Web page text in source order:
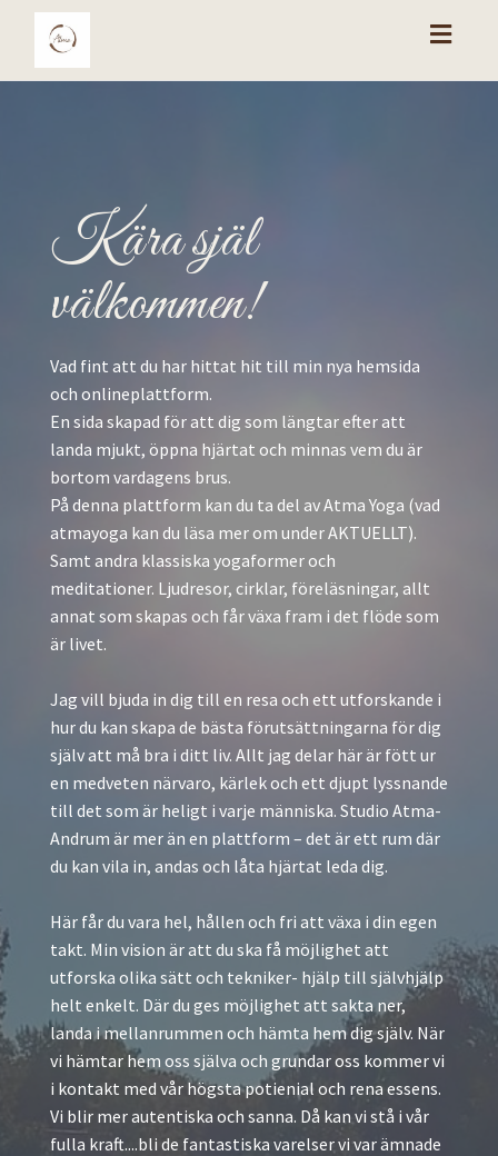
Toggle
Kära själ
välkommen!
Vad fint att du har hittat hit till min nya hemsida
och onlineplattform.
En sida skapad för att dig som längtar efter att
landa mjukt, öppna hjärtat och minnas vem du är
bortom vardagens brus.
På denna plattform kan du ta del av Atma Yoga (vad
atmayoga kan du läsa mer om under AKTUELLT).
Samt andra klassiska yogaformer och
meditationer. Ljudresor, cirklar, föreläsningar, allt
annat som skapas och får växa fram i det flöde som
är livet.
Jag vill bjuda in dig till en resa och ett utforskande i
hur du kan skapa de bästa förutsättningarna för dig
själv att må bra i ditt liv. Allt jag delar här är fött ur
en medveten närvaro, kärlek och ett djupt lyssnande
till det som är heligt i varje människa. Studio Atma-
Andrum är mer än en plattform – det är ett rum där
du kan vila in, andas och låta hjärtat leda dig.
Här får du vara hel, hållen och fri att växa i din egen
takt. Min vision är att du ska få möjlighet att
utforska olika sätt och tekniker- hjälp till självhjälp
helt enkelt. Där du ges möjlighet att sakta ner,
landa i mellanrummen och hämta hem dig själv. När
vi hämtar hem oss själva och grundar oss kommer vi
i kontakt med vår högsta potienial och rena essens.
Vi blir mer autentiska och sanna. Då kan vi stå i vår
fulla kraft....bli de fantastiska varelser vi var ämnade